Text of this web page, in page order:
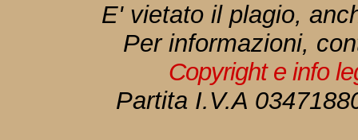
E' vietato il plagio,
Per informazioni,
Copyright e info
Partita I.V.A